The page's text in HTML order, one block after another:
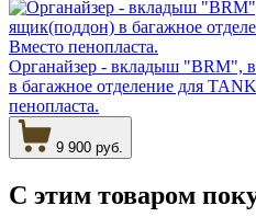
Органайзер - вкладыш "BRM",
в багажное отделение для
пенопласта.
9 900 руб.
С этим товаром